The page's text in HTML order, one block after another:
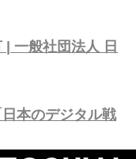
一般社団法人 日
日本のデジタル戦